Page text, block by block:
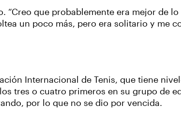
que probablemente era mejor de
un poco más, pero era solitario y me
Internacional de Tenis, que tiene
tres o cuatro primeros en su grupo de
por lo que no se dio por vencida.